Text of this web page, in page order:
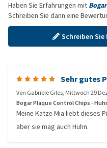
Haben Sie Erfahrungen mit
Schreiben Sie dann eine
Schreiben
Sehr gutes
Von Gabriele Giles, Mittwoch 29
Bogar Plaque Control Chips -
Meine Katze Mia liebt dieses
aber sie mag auch Huhn.